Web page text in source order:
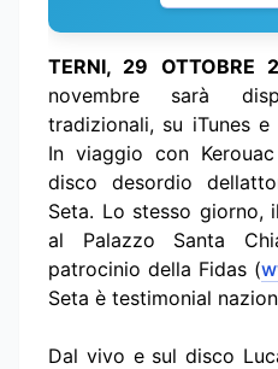
TERNI, 29 OTTOBRE
novembre sarà
tradizionali, su iTunes
In viaggio con
disco desordio
Seta. Lo stesso giorno,
al Palazzo Santa
patrocinio della Fidas (
Seta è testimonial
Dal vivo e sul disco